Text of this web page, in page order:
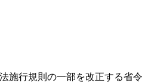
施行規則の一部を改正する省